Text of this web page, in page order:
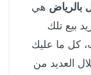
بالرياض هي
بيع تلك
كل ما عليك
العديد من